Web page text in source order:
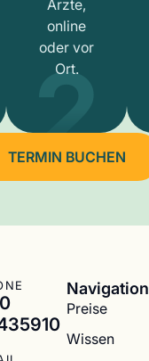
online
oder vor
Ort.
2
TERMIN BUCHEN
Navigation
Preise
Wissen